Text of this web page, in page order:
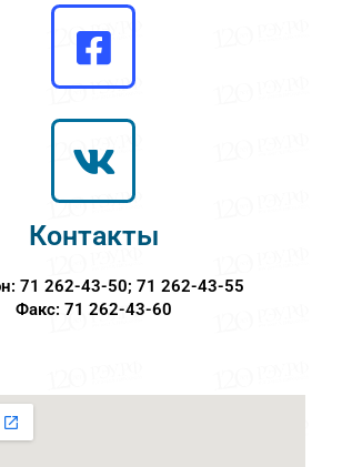
Контакты
71 262-43-50; 71 262-43-55
Факс: 71 262-43-60